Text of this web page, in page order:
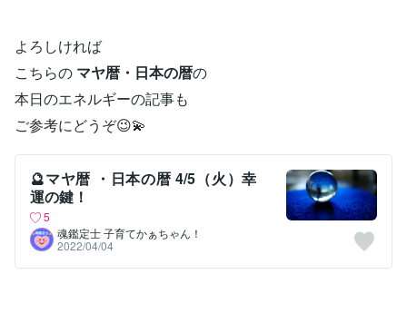
よろしければ
こちらの マヤ暦・日本の暦の
本日のエネルギーの記事も
ご参考にどうぞ😉💫
🔮マヤ暦 ・日本の暦 4/5（火）幸
運の鍵！
5
魂鑑定士 子育てかぁちゃん！
2022/04/04